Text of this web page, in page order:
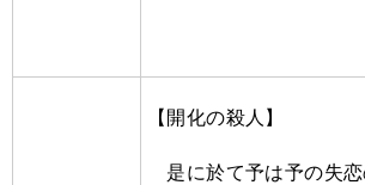
【開化の殺人】
是に於て予は予の失恋